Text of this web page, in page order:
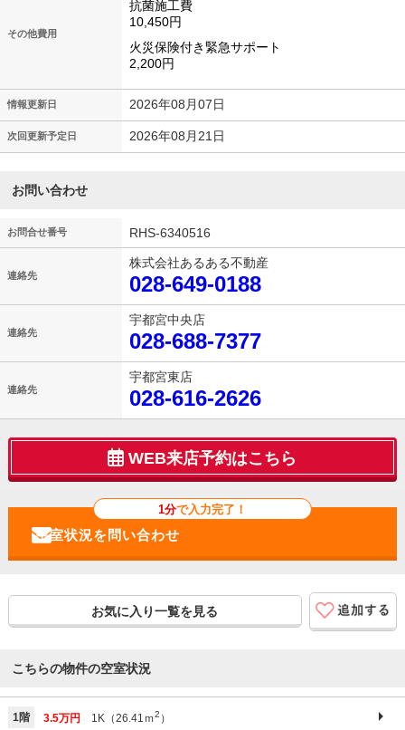
その他費用
抗菌施工費
10,450円
火災保険付き緊急サポート
2,200円
情報更新日 2026年08月07日
次回更新予定日 2026年08月21日
お問い合わせ
お問合せ番号 RHS-6340516
連絡先
株式会社あるある不動産
028-649-0188
連絡先
宇都宮中央店
028-688-7377
連絡先
宇都宮東店
028-616-2626
WEB来店予約はこちら
1分で入力完了！
お気に入り一覧を見る
こちらの物件の空室状況
1階 3.5万円 1K（26.41ｍ2 ）